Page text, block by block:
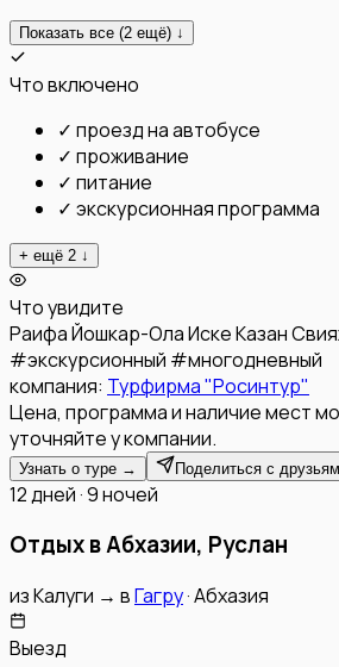
Показать все (2 ещё) ↓
Что включено
✓ проезд на автобусе
✓ проживание
✓ питание
✓ экскурсионная программа
+ ещё 2 ↓
Что увидите
РаифаЙошкар-ОлаИске Казан
#экскурсионный #многодневный
компания: Турфирма "Росинтур"
Цена, программа и наличие мест
уточняйте у компании.
Узнать о туре → Поделиться с
12 дней · 9 ночей
Отдых в Абхазии, Руслан
изКалуги → вГагру·Абхазия
Выезд